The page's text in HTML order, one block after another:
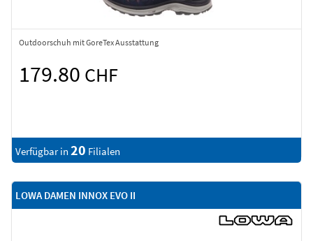
Outdoorschuh mit GoreTex Ausstattung
179.80 CHF
Verfügbar in 20 Filialen
LOWA DAMEN INNOX EVO II